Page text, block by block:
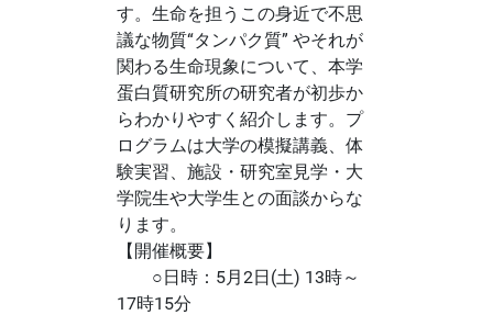
す。生命を担うこの身近で不思
議な物質“タンパク質” やそれが
関わる生命現象について、本学
蛋白質研究所の研究者が初歩か
らわかりやすく紹介します。プ
ログラムは大学の模擬講義、体
験実習、施設・研究室見学・大
学院生や大学生との面談からな
ります。
【開催概要】
○日時：5月2日(土) 13時～
17時15分